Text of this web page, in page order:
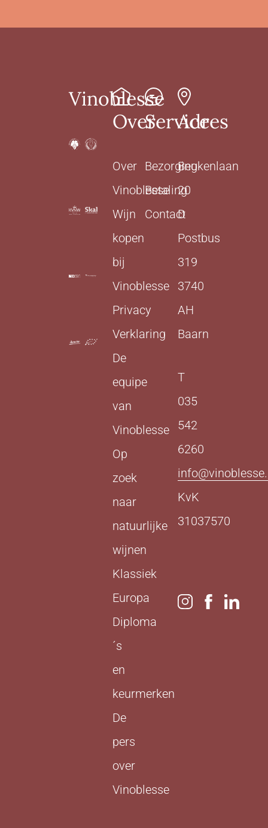
Vinoblesse
Over
Over
Vinoblesse
Wijn
kopen
bij
Vinoblesse
Privacy
Verklaring
De
equipe
van
Vinoblesse
Op
zoek
naar
natuurlijke
wijnen
Klassiek
Europa
Diploma
´s
en
keurmerken
De
pers
over
Vinoblesse
Service
Bezorging
Betaling
Contact
Adres
Beukenlaan
20
D
Postbus
319
3740
AH
Baarn
T
035
542
6260
KvK
31037570